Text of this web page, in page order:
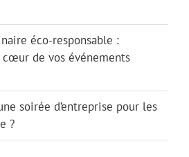
éco-responsable :
cœur de vos événements
soirée d’entreprise pour les
?